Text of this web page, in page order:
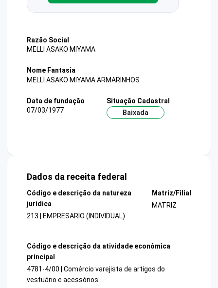
Razão Social
MELLI ASAKO MIYAMA
Nome Fantasia
MELLI ASAKO MIYAMA ARMARINHOS
Data de fundação
07/03/1977
Situação Cadastral
Baixada
Dados da receita federal
Código e descrição da natureza
jurídica
213 | EMPRESARIO (INDIVIDUAL)
Matriz/Filial
MATRIZ
Código e descrição da atividade econômica
principal
4781-4/00 | Comércio varejista de artigos do
vestuário e acessórios